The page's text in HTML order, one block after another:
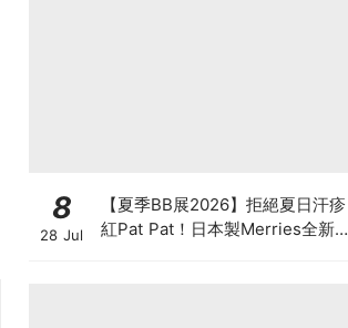
8
28 Jul
【夏季BB展2026】拒絕夏日汗疹
紅Pat Pat！日本製Merries全新超